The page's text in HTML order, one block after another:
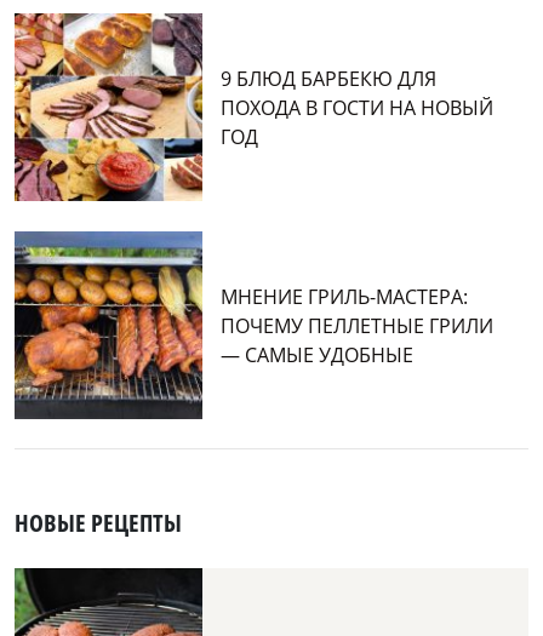
9 БЛЮД БАРБЕКЮ ДЛЯ
ПОХОДА В ГОСТИ НА НОВЫЙ
ГОД
МНЕНИЕ ГРИЛЬ-МАСТЕРА:
ПОЧЕМУ ПЕЛЛЕТНЫЕ ГРИЛИ
— САМЫЕ УДОБНЫЕ
НОВЫЕ РЕЦЕПТЫ